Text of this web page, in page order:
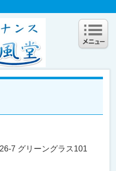
7 グリーングラス101